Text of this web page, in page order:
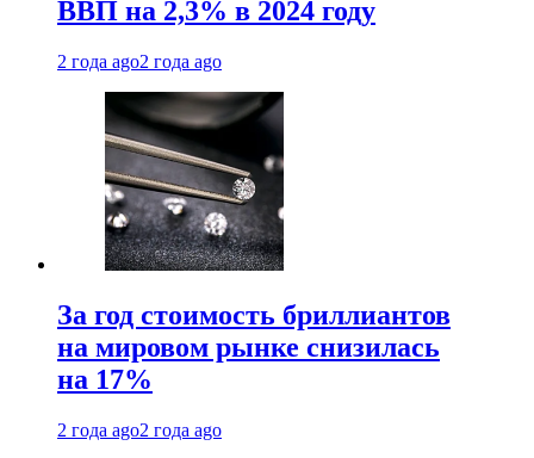
ВВП на 2,3% в 2024 году
2 года ago2 года ago
За год стоимость бриллиантов
на мировом рынке снизилась
на 17%
2 года ago2 года ago